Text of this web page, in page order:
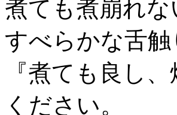
煮ても煮崩れ
すべらかな舌
『煮ても良し
ください。